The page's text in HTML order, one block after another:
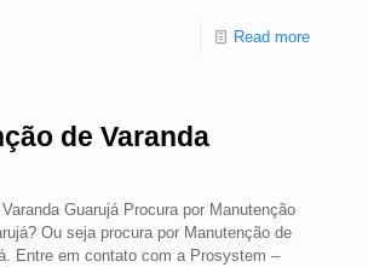
Read more
de Varanda
Guarujá Procura por Manutenção
Ou seja procura por Manutenção de
Entre em contato com a Prosystem –